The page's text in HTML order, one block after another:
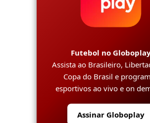
Futebol no
Assista ao Brasileiro,
Copa do Brasil e
esportivos ao vivo e on
Assinar Globoplay